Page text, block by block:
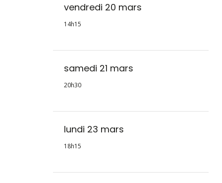
vendredi 20 mars
14h15
samedi 21 mars
20h30
lundi 23 mars
18h15